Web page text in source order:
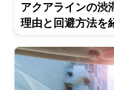
アクアラインの渋
理由と回避方法を